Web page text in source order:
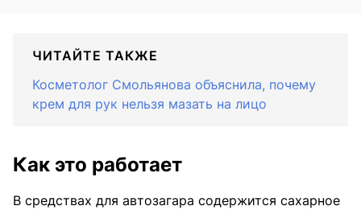
ЧИТАЙТЕ ТАКЖЕ
Косметолог Смольянова объяснила, почему
крем для рук нельзя мазать на лицо
Как это работает
В средствах для автозагара содержится сахарное